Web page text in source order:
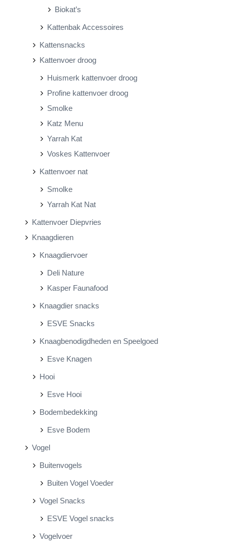
Biokat’s
Kattenbak Accessoires
Kattensnacks
Kattenvoer droog
Huismerk kattenvoer droog
Profine kattenvoer droog
Smolke
Katz Menu
Yarrah Kat
Voskes Kattenvoer
Kattenvoer nat
Smolke
Yarrah Kat Nat
Kattenvoer Diepvries
Knaagdieren
Knaagdiervoer
Deli Nature
Kasper Faunafood
Knaagdier snacks
ESVE Snacks
Knaagbenodigdheden en Speelgoed
Esve Knagen
Hooi
Esve Hooi
Bodembedekking
Esve Bodem
Vogel
Buitenvogels
Buiten Vogel Voeder
Vogel Snacks
ESVE Vogel snacks
Vogelvoer